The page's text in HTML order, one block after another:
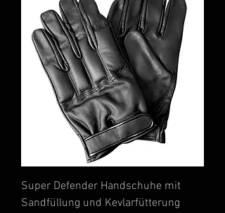
Super Defender Handschuhe mit
Sandfüllung und Kevlarfütterung